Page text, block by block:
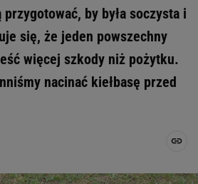
by była soczysta i
się, że jeden powszechny
więcej szkody niż pożytku.
nacinać kiełbasę przed